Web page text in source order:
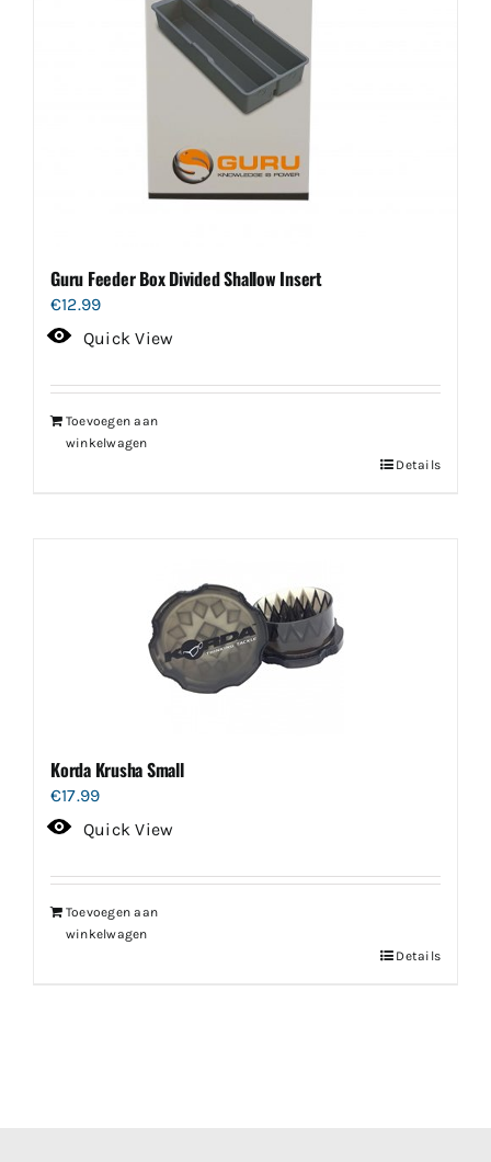
Guru Feeder Box Divided Shallow Insert
€12.99
Quick View
Toevoegen aan
winkelwagen
Details
Korda Krusha Small
€17.99
Quick View
Toevoegen aan
winkelwagen
Details